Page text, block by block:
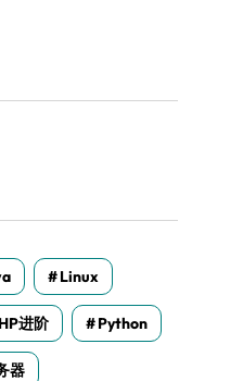
Linux
进阶 Python
器